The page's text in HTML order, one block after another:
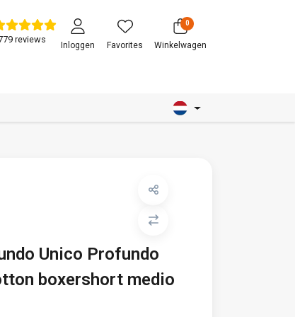
reviews
Inloggen Favorites
0
Winkelwagen
Unico Profundo
boxershort medio